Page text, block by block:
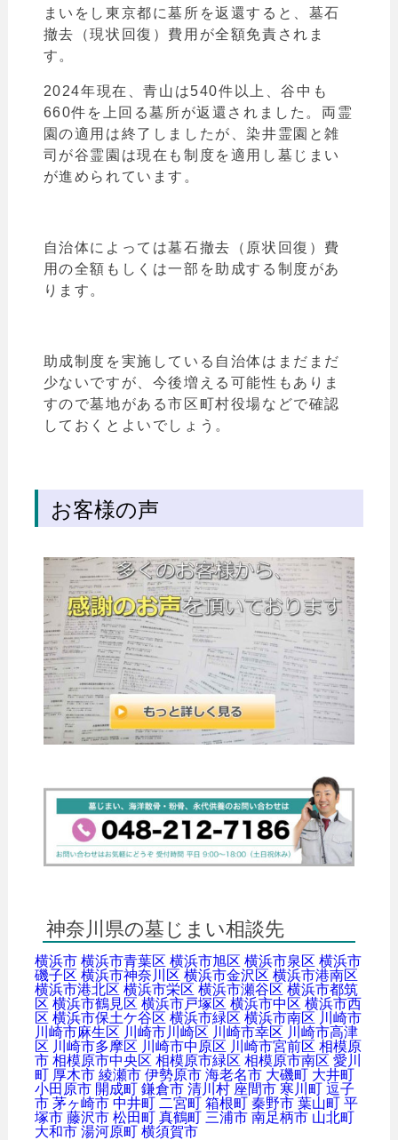
まいをし東京都に墓所を返還すると、墓石
撤去（現状回復）費用が全額免責されま
す。
2024年現在、青山は540件以上、谷中も
660件を上回る墓所が返還されました。両霊
園の適用は終了しましたが、染井霊園と雑
司が谷霊園は現在も制度を適用し墓じまい
が進められています。
自治体によっては墓石撤去（原状回復）費
用の全額もしくは一部を助成する制度があ
ります。
助成制度を実施している自治体はまだまだ
少ないですが、今後増える可能性もありま
すので墓地がある市区町村役場などで確認
しておくとよいでしょう。
お客様の声
神奈川県の墓じまい相談先
横浜市 横浜市青葉区 横浜市旭区 横浜市泉区 横浜市
磯子区 横浜市神奈川区 横浜市金沢区 横浜市港南区
横浜市港北区 横浜市栄区 横浜市瀬谷区 横浜市都筑
区 横浜市鶴見区 横浜市戸塚区 横浜市中区 横浜市西
区 横浜市保土ケ谷区 横浜市緑区 横浜市南区 川崎市
川崎市麻生区 川崎市川崎区 川崎市幸区 川崎市高津
区 川崎市多摩区 川崎市中原区 川崎市宮前区 相模原
市 相模原市中央区 相模原市緑区 相模原市南区 愛川
町 厚木市 綾瀬市 伊勢原市 海老名市 大磯町 大井町
小田原市 開成町 鎌倉市 清川村 座間市 寒川町 逗子
市 茅ヶ崎市 中井町 二宮町 箱根町 秦野市 葉山町 平
塚市 藤沢市 松田町 真鶴町 三浦市 南足柄市 山北町
大和市 湯河原町 横須賀市